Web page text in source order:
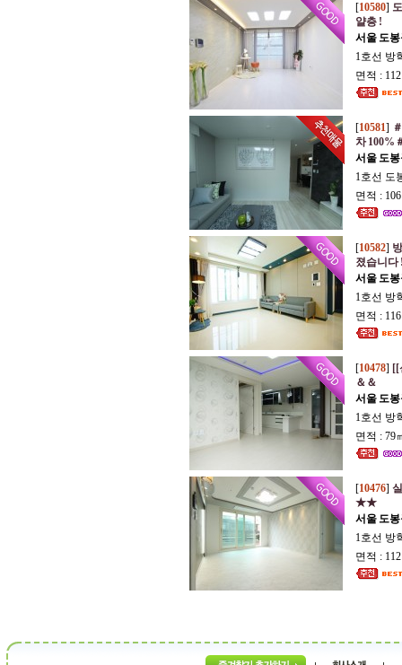
[10580]
얄층 !
서울 도
1호선 방
면적 :
[10581]
차 100%
서울 도
1호선 도
면적 :
[10582]
졌습니다
서울 도
1호선 방
면적 :
[10478] [[
＆＆
서울 도
1호선 방
면적 : 79
[10476]
★★
서울 도
1호선 방
면적 :